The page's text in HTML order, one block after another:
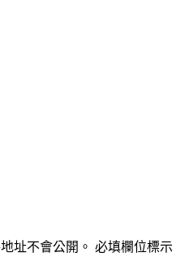
址不會公開。 必填欄位標示